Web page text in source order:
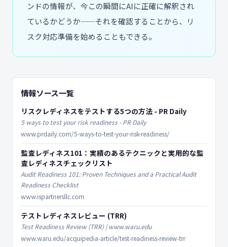
ンドの情報が、今この瞬間にAIに正確に解釈され
ているかどうか——それを確認することから、リ
スク対応準備を始めることもできる。
情報ソース一覧
リスクレディネスをテストする5つの方法 - PR Daily
5 ways to test your risk readiness - PR Daily
www.prdaily.com/5-ways-to-test-your-risk-readiness/
監査レディネス101：実績のあるテクニックと実用的な監
査レディネスチェックリスト
Audit Readiness 101: Proven Techniques and a Practical Audit
Readiness Checklist
www.ispartnersllc.com
テストレディネスレビュー (TRR)
Test Readiness Review (TRR) | www.waru.edu
www.waru.edu/acquipedia-article/test-readiness-review-trr